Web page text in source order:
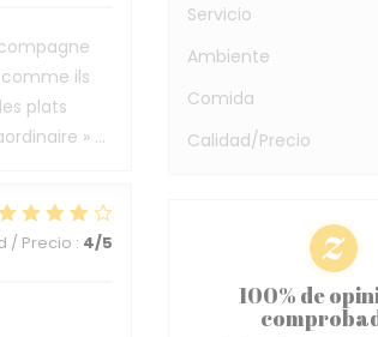
ils
plats
» …
/ Precio : 4/5
Servicio
Ambiente
Comida
Calidad/Precio
100% de